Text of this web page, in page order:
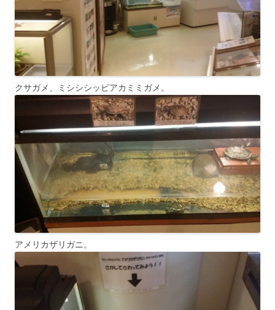
クサガメ、ミシシシッピアカミミガメ。
アメリカザリガニ。